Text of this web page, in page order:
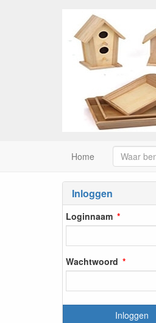
Home
Inloggen
Loginnaam
Wachtwoord
Inloggen